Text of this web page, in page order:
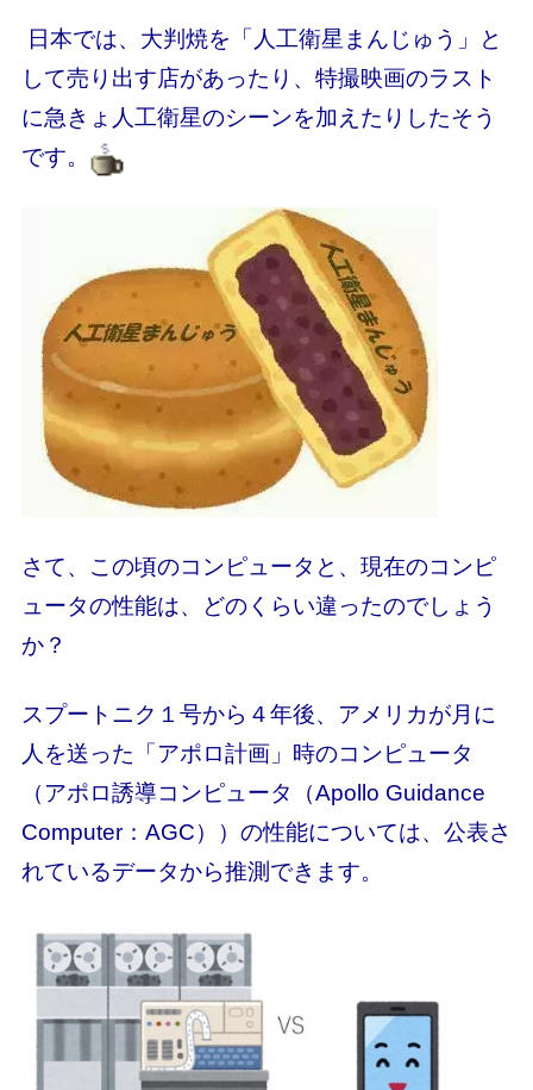
日本では、大判焼を「人工衛星まんじゅう」と
して売り出す店があったり、特撮映画のラスト
に急きょ人工衛星のシーンを加えたりしたそう
です。
さて、この頃のコンピュータと、現在のコンピ
ュータの性能は、どのくらい違ったのでしょう
か？
スプートニク１号から４年後、アメリカが月に
人を送った「アポロ計画」時のコンピュータ
（アポロ誘導コンピュータ（Apollo Guidance
Computer：AGC））の性能については、公表さ
れているデータから推測できます。